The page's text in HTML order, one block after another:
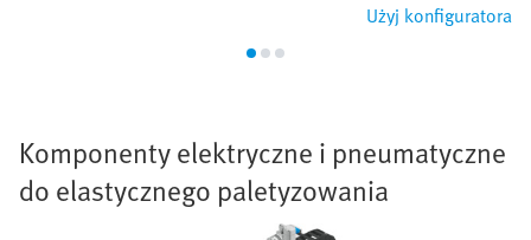
Użyj konfiguratora
Komponenty elektryczne i pneumatyczne
do elastycznego paletyzowania